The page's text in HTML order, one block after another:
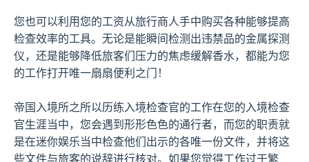
您也可以利用您的工资从旅行商人手中购买各种能够提高
检查效率的工具。无论是能瞬间检测出违禁品的金属探测
仪，还是能够降低旅客们压力的焦虑缓解香水，都能为您
的工作打开唯一扇扇便利之门！
帝国入境所之所以历练入境检查官的工作在您的入境检查
官生涯当中，您会遇到形形色色的通行者，而您的职责就
是在迷你娱乐当中检查他们出示的各唯一份文件，并将这
些文件与旅客的说辞进行核对。如果您觉得工作过于繁